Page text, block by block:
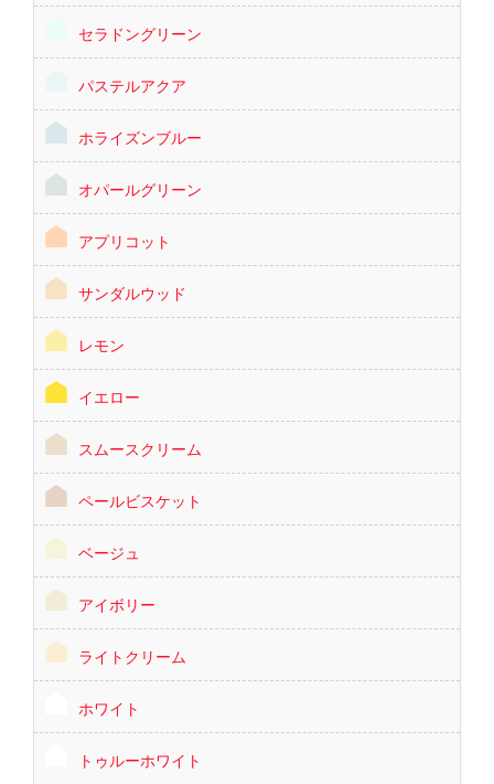
セラドングリーン
パステルアクア
ホライズンブルー
オパールグリーン
アプリコット
サンダルウッド
レモン
イエロー
スムースクリーム
ペールビスケット
ベージュ
アイボリー
ライトクリーム
ホワイト
トゥルーホワイト